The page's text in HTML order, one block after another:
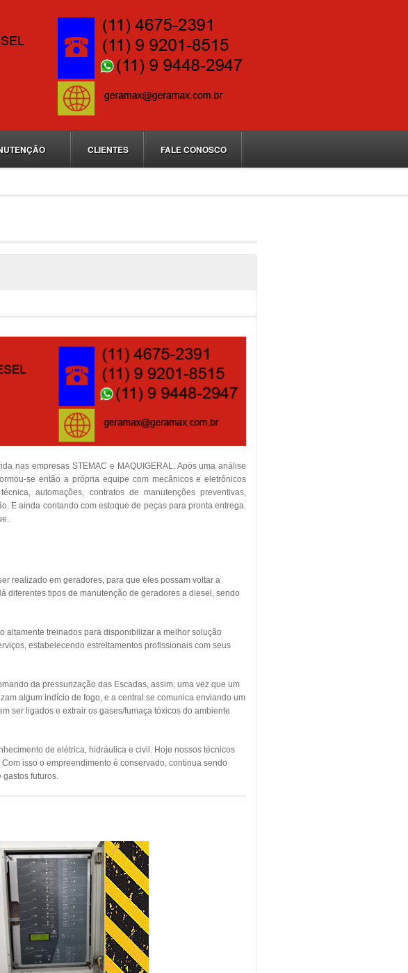
CLIENTES FALE CONOSCO
nas empresas STEMAC e MAQUIGERAL. Após uma análise
se então a própria equipe com mecânicos e eletrônicos
automações, contratos de manutenções preventivas,
E ainda contando com estoque de peças para pronta entrega.
realizado em geradores, para que eles possam voltar a
diferentes tipos de manutenção de geradores a diesel, sendo
altamente treinados para disponibilizar a melhor solução
estabelecendo estreitamentos profissionais com seus
da pressurização das Escadas, assim, uma vez que um
algum indício de fogo, e a central se comunica enviando um
ser ligados e extrair os gases/fumaça tóxicos do ambiente
de elétrica, hidráulica e civil. Hoje nossos técnicos
isso o empreendimento é conservado, continua sendo
futuros.